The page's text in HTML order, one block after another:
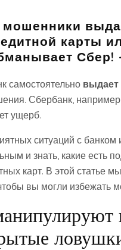
карты
Сбер!
самостоятельно
Сбербанк,
ущерб.
ситуаций с банком
и знать, какие есть
карт. В этой статье
вы могли избежать